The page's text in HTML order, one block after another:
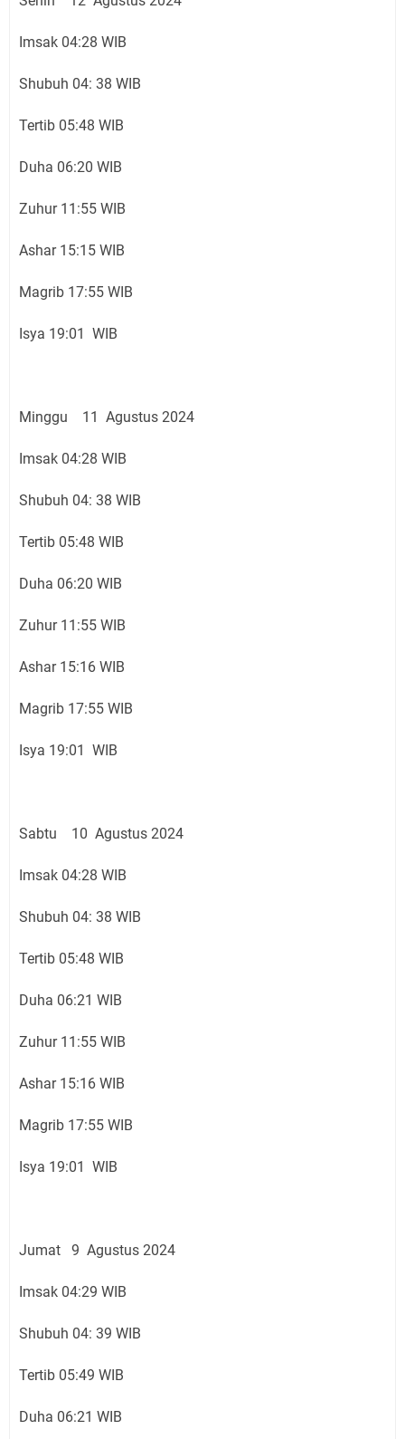
Imsak 04:28 WIB
Shubuh 04: 38 WIB
Tertib 05:48 WIB
Duha 06:20 WIB
Zuhur 11:55 WIB
Ashar 15:15 WIB
Magrib 17:55 WIB
Isya 19:01 WIB
Minggu 11 Agustus 2024
Imsak 04:28 WIB
Shubuh 04: 38 WIB
Tertib 05:48 WIB
Duha 06:20 WIB
Zuhur 11:55 WIB
Ashar 15:16 WIB
Magrib 17:55 WIB
Isya 19:01 WIB
Sabtu 10 Agustus 2024
Imsak 04:28 WIB
Shubuh 04: 38 WIB
Tertib 05:48 WIB
Duha 06:21 WIB
Zuhur 11:55 WIB
Ashar 15:16 WIB
Magrib 17:55 WIB
Isya 19:01 WIB
Jumat 9 Agustus 2024
Imsak 04:29 WIB
Shubuh 04: 39 WIB
Tertib 05:49 WIB
Duha 06:21 WIB